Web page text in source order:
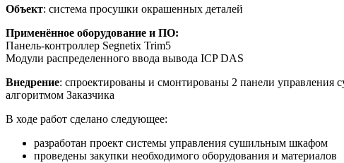
Объект: система просушки окрашенных деталей
Применённое оборудование и ПО:
Панель-контроллер Segnetix Trim5
Модули распределенного ввода вывода ICP DAS
Внедрение: спроектированы и смонтированы 2 панели управления
алгоритмом Заказчика
В ходе работ сделано следующее:
разработан проект системы управления сушильным шкафом
проведены закупки необходимого оборудования и материалов